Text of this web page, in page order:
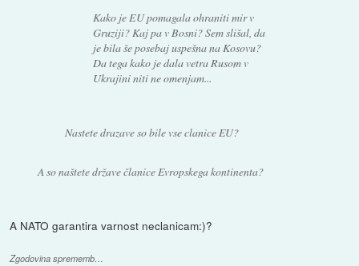
Kako je EU pomagala ohraniti mir v
Gruziji? Kaj pa v Bosni? Sem slišal, da
je bila še posebaj uspešna na Kosovu?
Da tega kako je dala vetra Rusom v
Ukrajini niti ne omenjam...
Nastete drazave so bile vse clanice EU?
A so naštete države članice Evropskega kontinenta?
A NATO garantira varnost neclanicam:)?
Zgodovina sprememb…